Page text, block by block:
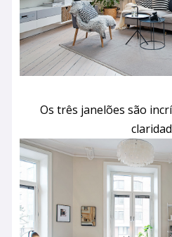
Os três janelões são